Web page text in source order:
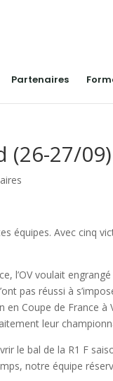
Partenaires
(26-27/09)
équipes. Avec cinq
l’OV voulait
pas réussi à
Coupe de France à
leur
le bal de la R1 F
notre équipe